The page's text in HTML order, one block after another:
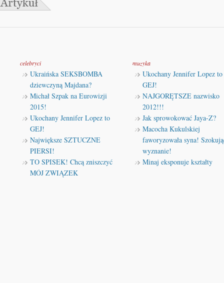
celebryci
Ukraińska SEKSBOMBA
dziewczyną Majdana?
Michał Szpak na Eurowizji
2015!
Ukochany Jennifer Lopez to
GEJ!
Największe SZTUCZNE
PIERSI!
TO SPISEK! Chcą zniszczyć
MÓJ ZWIĄZEK
muzyka
Ukochany Jennifer Lopez to
GEJ!
NAJGORĘTSZE nazwisko
2012!!!
Jak sprowokować Jaya-Z?
Macocha Kukulskiej
faworyzowała syna!
wyznanie!
Minaj eksponuje kształty